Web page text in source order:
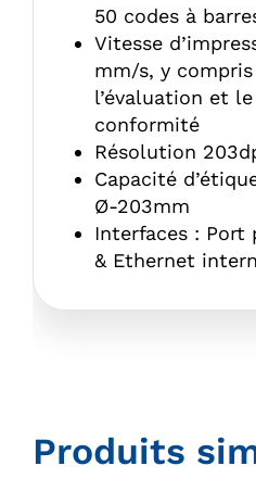
50 codes à
Vitesse
mm/s, y
l’évaluation et
conformité
Résolution
Capacité
Ø-203mm
Interfaces : Port
& Ethernet
Produits